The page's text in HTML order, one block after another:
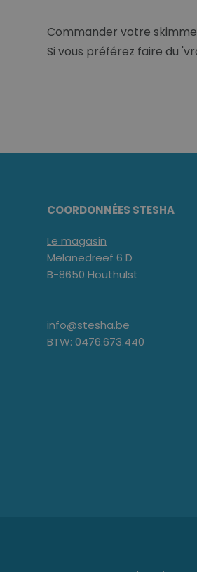
Commander votre
Si vous préférez faire du
COORDONNÉES STESHA
Le magasin
Melanedreef 6 D
B-8650 Houthulst
info@stesha.be
BTW: 0476.673.440